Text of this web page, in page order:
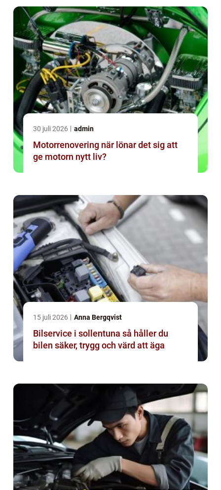
30 juli 2026 admin
Motorrenovering när lönar det sig att
ge motorn nytt liv?
15 juli 2026 Anna Bergqvist
Bilservice i sollentuna så håller du
bilen säker, trygg och värd att äga